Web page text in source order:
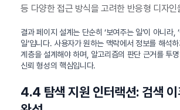
등 다양한 접근 방식을 고려한 반응형 디자인
결과 페이지 설계는 단순히 ‘보여주는 일’이 아니라,
일’입니다. 사용자가 원하는 맥락에서 정보를 해석
계층을 설계해야 하며, 알고리즘의 판단 근거를 투
신뢰 형성의 핵심입니다.
4.4 탐색 지원 인터랙션: 검색 이